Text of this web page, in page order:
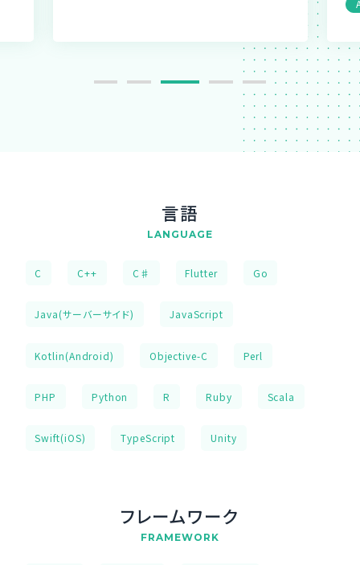
言語
LANGUAGE
C C++ C♯ Flutter Go
Java(サーバーサイド) JavaScript
Kotlin(Android) Objective-C Perl
PHP Python R Ruby Scala
Swift(iOS) TypeScript Unity
フレームワーク
FRAMEWORK